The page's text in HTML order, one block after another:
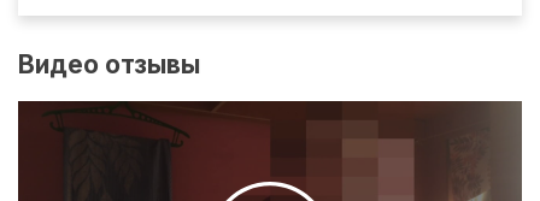
Видео отзывы